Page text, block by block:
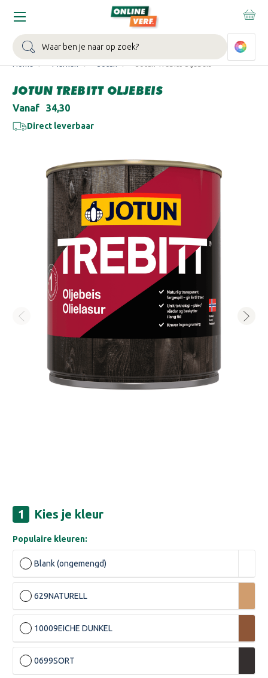
Zoeken
WIN EEN BALLONVAART:Bij besteding vanaf €100,- aan Sikkens
muurverf en/of lak.
Bekijk actie >
Home Merken Jotun Jotun Trebitt Oljebeis
JOTUN TREBITT OLJEBEIS
Vanaf €34,30
Direct leverbaar
Kies je kleur
Populaire kleuren:
Blank (ongemengd)
629NATURELL
10009EICHE DUNKEL
0699SORT